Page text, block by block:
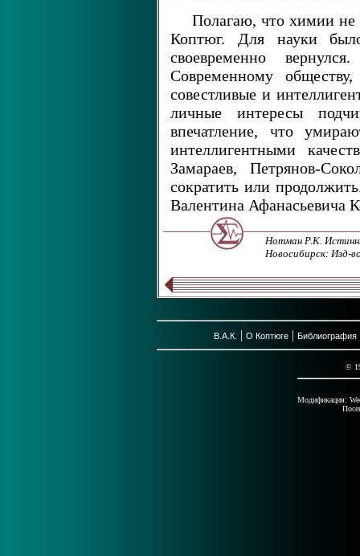
Полагаю, что химии не
Коптюг. Для науки
своевременно
Современному
совестливые и
личные интересы
впечатление, что
интеллигентными
Замараев, Петрянов-
сократить или
Валентина Афанасьевича
Нотман Р.К.
Новосибирск: Изд-
В.А.К. | О Коптюге | Библиография
©
Модификация: